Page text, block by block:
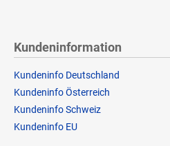
Kundeninformation
Kundeninfo Deutschland
Kundeninfo Österreich
Kundeninfo Schweiz
Kundeninfo EU